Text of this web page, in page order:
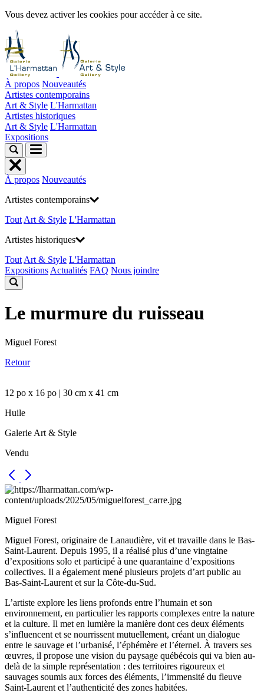
Vous devez activer les cookies pour accéder à ce site.
À propos Nouveautés
Artistes contemporains
Art & Style L'Harmattan
Artistes historiques
Art & Style L'Harmattan
Expositions
À propos Nouveautés
Artistes contemporains
Tout Art & Style L'Harmattan
Artistes historiques
Tout Art & Style L'Harmattan
Expositions Actualités FAQ Nous joindre
Le murmure du ruisseau
Miguel Forest
Retour
12 po x 16 po | 30 cm x 41 cm
Huile
Galerie Art & Style
Vendu
Miguel Forest
Miguel Forest, originaire de Lanaudière, vit et travaille dans le Bas-
Saint-Laurent. Depuis 1995, il a réalisé plus d’une vingtaine
d’expositions solo et participé à une quarantaine d’expositions
collectives. Il a également mené plusieurs projets d’art public au
Bas-Saint-Laurent et sur la Côte-du-Sud.
L’artiste explore les liens profonds entre l’humain et son
environnement, en particulier les rapports complexes entre la nature
et la culture. Il met en lumière la manière dont ces deux éléments
s’influencent et se nourrissent mutuellement, créant un dialogue
entre le sauvage et l’urbanisé, l’éphémère et l’éternel. À travers ses
œuvres, il propose une vision du paysage québécois qui va bien au-
delà de la simple représentation : des territoires rigoureux et
sauvages soumis aux forces des éléments, l’immensité du fleuve
Saint-Laurent et l’authenticité des zones habitées.